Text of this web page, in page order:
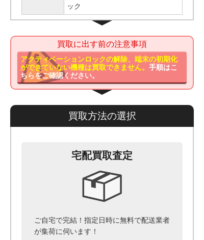
ック
買取に出す前の注意事項
アクティベーションロックの解除、端末の初期化
ができていない機種は買取できません。手順はこ
ちらをご確認ください。
買取方法の選択
宅配買取査定
ご自宅で完結！指定日時に無料で配送業者
が集荷に伺います！